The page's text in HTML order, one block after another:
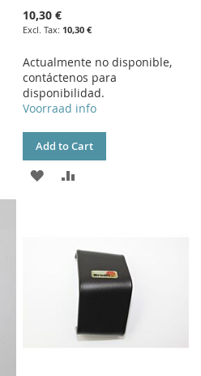
10,30 €
10,30 €
Actualmente no disponible,
contáctenos para
disponibilidad.
Voorraad info
Add to Cart
ADD